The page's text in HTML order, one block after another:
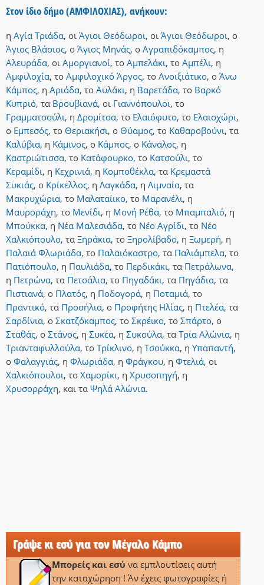
Στον ίδιο δήμο (ΑΜΦΙΛΟΧΙΑΣ), ανήκουν:
η Αγία Τριάδα, οι Άγιοι Θεόδωροι, οι Άγιοι Θεόδωροι, ο
Άγιος Βλάσιος, ο Άγιος Μηνάς, ο Αγραπιδόκαμπος, η
Αλευράδα, οι Αμοργιανοί, το Αμπελάκι, το Αμπέλι, η
Αμφιλοχία, το Αμφιλοχικό Άργος, το Ανοιξιάτικο, ο Άνω
Κάμπος, η Αριάδα, το Αυλάκι, η Βαρετάδα, το Βαρκό
Κυπριό, τα Βρουβιανά, οι Γιαννόπουλοι, το
Γραμματσούλι, η Δρομίτσα, το Ελαιόφυτο, το Ελαιοχώρι,
ο Εμπεσός, το Θεριακήσι, ο Θύαμος, το Καθαροβούνι, τα
Καλύβια, η Κάμινος, ο Κάμπος, ο Κάναλος, η
Καστριώτισσα, το Κατάφουρκο, το Κατσούλι, το
Κεραμίδι, η Κεχρινιά, η Κομποθέκλα, τα Κρεμαστά
Συκιάς, ο Κρίκελλος, η Λαγκάδα, η Λιμναία, τα
Μακρυχώρια, το Μαλαταίικο, το Μαρανέλι, η
Μαυροράχη, το Μενίδι, η Μονή Ρέθα, το Μπαμπαλιό, η
Μπούκκα, η Νέα Μαλεσιάδα, το Νέο Αγρίδι, το Νέο
Χαλκιόπουλο, τα Ξηράκια, το Ξηρολίβαδο, η Ξωμερή, η
Παλαιά Φλωριάδα, το Παλαιόκαστρο, τα Παλιάμπελα, το
Πατιόπουλο, η Παυλιάδα, το Περδικάκι, τα Πετράλωνα,
η Πετρώνα, τα Πετσάλια, το Πηγαδάκι, τα Πηγάδια, τα
Πιστιανά, ο Πλατός, η Ποδογορά, η Ποταμιά, το
Πραντικό, τα Προσήλια, ο Προφήτης Ηλίας, η Πτελέα, τα
Σαρδίνια, ο Σκατζόκαμπος, το Σκρέικο, το Σπάρτο, ο
Σταθάς, ο Στάνος, η Συκέα, η Συκούλα, τα Τρία Αλώνια, η
Τριανταφυλλούλα, το Τρίκλινο, η Τσούκκα, η Υπαπαντή,
ο Φαλαγγιάς, η Φλωριάδα, η Φράγκου, η Φτελιά, οι
Χαλκιόπουλοι, το Χαμορίκι, η Χρυσοπηγή, η
Χρυσορράχη, και τα Ψηλά Αλώνια.
Γράψε κι εσύ για τον Μέγαλο Κάμπο
Μπορείς και εσύ να εμπλουτίσεις αυτή
την καταχώρηση ! Άν έχεις φωτογραφίες ή